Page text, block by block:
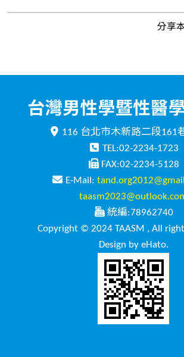
分享
116 台北市木新路二段161
TEL:02-2234-1723
FAX:02-2234-5128
E-Mail:
統編:78962740
Copyright © 2024 TAASM , All
Design by eHato.